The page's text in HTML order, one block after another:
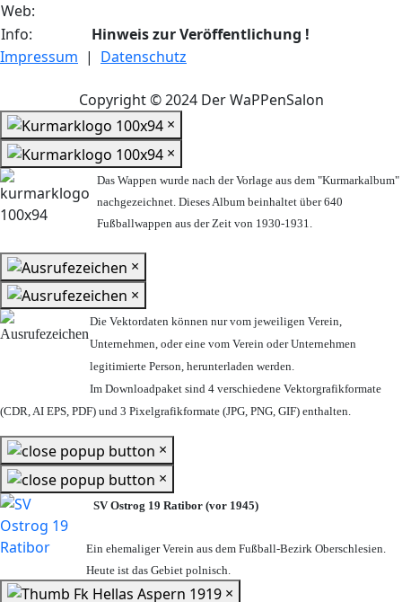
Web:
Info:
Hinweis zur Veröffentlichung !
Impressum | Datenschutz
Copyright © 2024 Der WaPPenSalon
×
×
Das Wappen wurde nach der Vorlage aus dem "Kurmarkalbum"
nachgezeichnet. Dieses Album beinhaltet über 640
Fußballwappen aus der Zeit von 1930-1931.
×
×
Die Vektordaten können nur vom jeweiligen Verein,
Unternehmen, oder eine vom Verein oder Unternehmen
legitimierte Person, herunterladen werden.
Im Downloadpaket sind 4 verschiedene Vektorgrafikformate
(CDR, AI EPS, PDF) und 3 Pixelgrafikformate (JPG, PNG, GIF) enthalten.
×
×
SV Ostrog 19 Ratibor (vor 1945)
Ein ehemaliger Verein aus dem Fußball-Bezirk Oberschlesien.
Heute ist das Gebiet polnisch.
×